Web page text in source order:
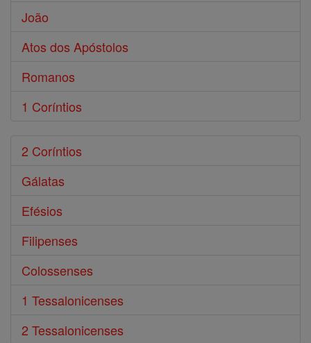
João
Atos dos Apóstolos
Romanos
1 Coríntios
2 Coríntios
Gálatas
Efésios
Filipenses
Colossenses
1 Tessalonicenses
2 Tessalonicenses